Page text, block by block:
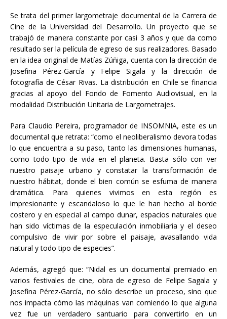
Se trata del primer largometraje documental de la Carrera de
Cine de la Universidad del Desarrollo. Un proyecto que se
trabajó de manera constante por casi 3 años y que da como
resultado ser la película de egreso de sus realizadores. Basado
en la idea original de Matías Zúñiga, cuenta con la dirección de
Josefina Pérez-García y Felipe Sigala y la dirección de
fotografía de César Rivas. La distribución en Chile se financia
gracias al apoyo del Fondo de Fomento Audiovisual, en la
modalidad Distribución Unitaria de Largometrajes.
Para Claudio Pereira, programador de INSOMNIA, este es un
documental que retrata: “como el neoliberalismo devora todas
lo que encuentra a su paso, tanto las dimensiones humanas,
como todo tipo de vida en el planeta. Basta sólo con ver
nuestro paisaje urbano y constatar la transformación de
nuestro hábitat, donde el bien común se esfuma de manera
dramática. Para quienes vivimos en esta región es
impresionante y escandaloso lo que le han hecho al borde
costero y en especial al campo dunar, espacios naturales que
han sido víctimas de la especulación inmobiliaria y el deseo
compulsivo de vivir por sobre el paisaje, avasallando vida
natural y todo tipo de especies”.
Además, agregó que: “Nidal es un documental premiado en
varios festivales de cine, obra de egreso de Felipe Sagala y
Josefina Pérez-García, no sólo describe un proceso, sino que
nos impacta cómo las máquinas van comiendo lo que alguna
vez fue un verdadero santuario para convertirlo en un